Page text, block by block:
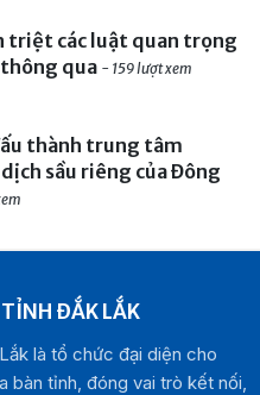
triệt các luật quan trọng
qua - 159 lượt xem
thành trung tâm
sầu riêng của Đông
ĐẮK LẮK
là tổ chức đại diện cho
tỉnh, đóng vai trò kết nối,